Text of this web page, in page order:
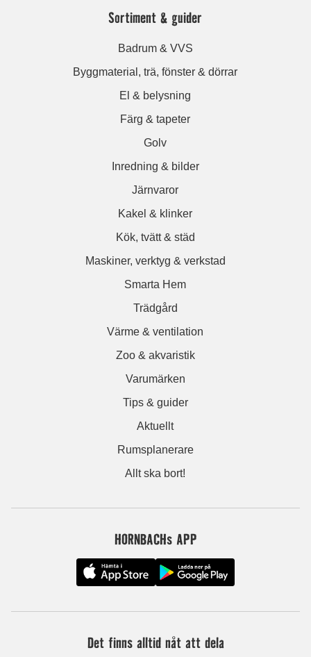
Sortiment & guider
Badrum & VVS
Byggmaterial, trä, fönster & dörrar
El & belysning
Färg & tapeter
Golv
Inredning & bilder
Järnvaror
Kakel & klinker
Kök, tvätt & städ
Maskiner, verktyg & verkstad
Smarta Hem
Trädgård
Värme & ventilation
Zoo & akvaristik
Varumärken
Tips & guider
Aktuellt
Rumsplanerare
Allt ska bort!
HORNBACHs APP
Det finns alltid nåt att dela